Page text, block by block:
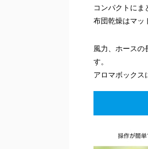
コンパクトにま
布団乾燥はマッ
風力、ホースの
す。
アロマボックス